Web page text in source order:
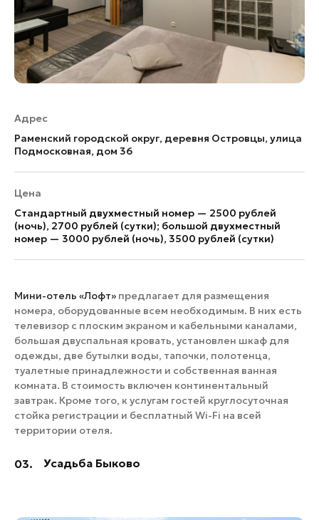
Адрес
Раменский городской округ, деревня Островцы, улица
Подмосковная, дом 36
Цена
Стандартный двухместный номер — 2500 рублей
(ночь), 2700 рублей (сутки); большой двухместный
номер — 3000 рублей (ночь), 3500 рублей (сутки)
Мини-отель «Лофт» предлагает для размещения
номера, оборудованные всем необходимым. В них есть
телевизор с плоским экраном и кабельными каналами,
большая двуспальная кровать, установлен шкаф для
одежды, две бутылки воды, тапочки, полотенца,
туалетные принадлежности и собственная ванная
комната. В стоимость включен континентальный
завтрак. Кроме того, к услугам гостей круглосуточная
стойка регистрации и бесплатный Wi-Fi на всей
территории отеля.
03. Усадьба Быково